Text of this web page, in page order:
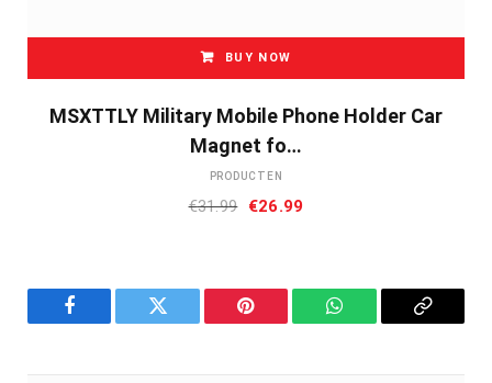
BUY NOW
MSXTTLY Military Mobile Phone Holder Car
Magnet fo…
PRODUCTEN
€31.99 Oorspronkelijke
€31.99.
€26.99
€26.99.
Facebook Twitter Pinterest WhatsAppCopy